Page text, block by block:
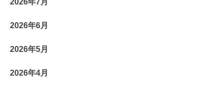
2026年7月
2026年6月
2026年5月
2026年4月